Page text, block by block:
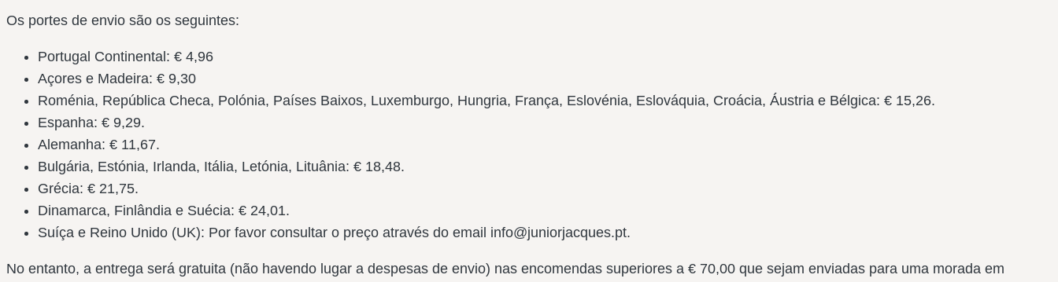
Os portes de envio são os seguintes:
Portugal Continental: € 4,96
Açores e Madeira: € 9,30
Roménia, República Checa, Polónia, Países Baixos, Luxemburgo, Hungria, França, Eslovénia, Eslováquia, Croácia, Áustria e Bélgica: € 15,26.
Espanha: € 9,29.
Alemanha: € 11,67.
Bulgária, Estónia, Irlanda, Itália, Letónia, Lituânia: € 18,48.
Grécia: € 21,75.
Dinamarca, Finlândia e Suécia: € 24,01.
Suíça e Reino Unido (UK): Por favor consultar o preço através do email info@juniorjacques.pt.
No entanto, a entrega será gratuita (não havendo lugar a despesas de envio) nas encomendas superiores a € 70,00 que sejam enviadas para uma morada em